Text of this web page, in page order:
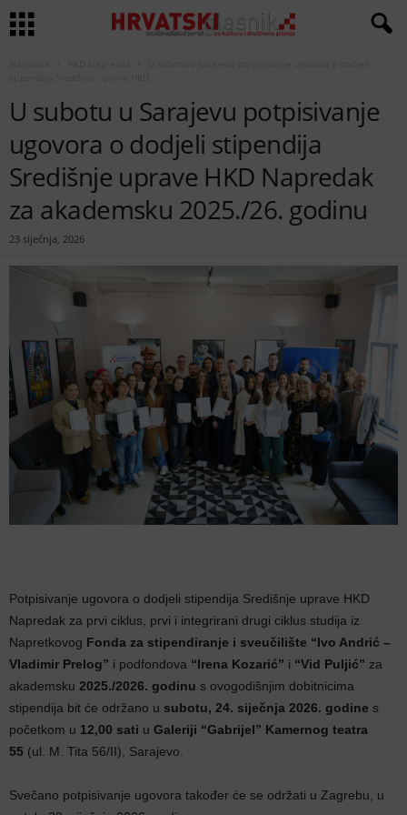
U subotu u Sarajevu potpisivanje
ugovora o dodjeli stipendija
Središnje uprave HKD Napredak
za akademsku 2025./26. godinu
23 siječnja, 2026
Potpisivanje ugovora o dodjeli stipendija Središnje uprave HKD
Napredak za prvi ciklus, prvi i integrirani drugi ciklus studija iz
Napretkovog Fonda za stipendiranje i sveučilište “Ivo Andrić –
Vladimir Prelog” i podfondova “Irena Kozarić” i “Vid Puljić” za
akademsku 2025./2026. godinu s ovogodišnjim dobitnicima
stipendija bit će održano u subotu, 24. siječnja 2026. godine s
početkom u 12,00 sati u Galeriji “Gabrijel” Kamernog teatra
55 (ul. M. Tita 56/II), Sarajevo.
Svečano potpisivanje ugovora također će se održati u Zagrebu, u